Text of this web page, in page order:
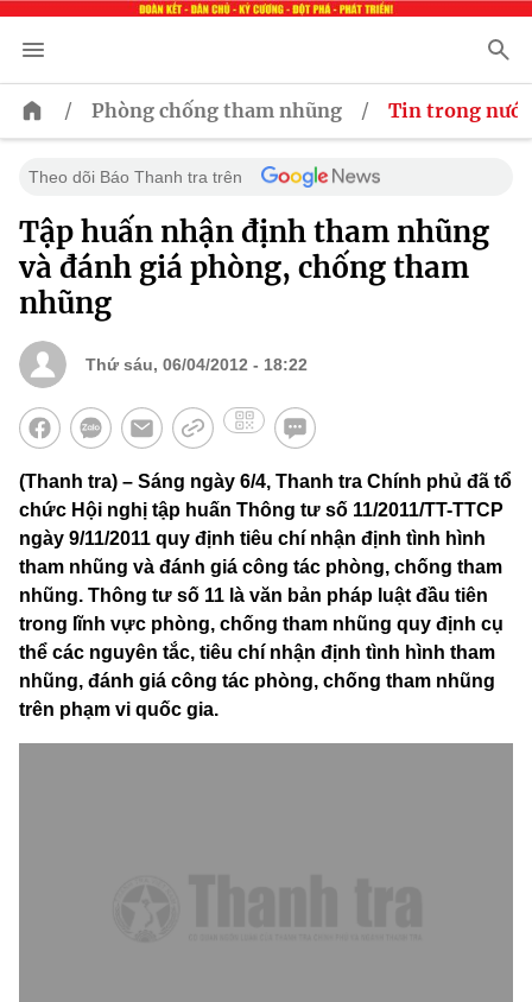
/ Phòng chống tham nhũng / Tin trong nước
Theo dõi Báo Thanh tra trên
Tập huấn nhận định tham nhũng
và đánh giá phòng, chống tham
nhũng
Thứ sáu, 06/04/2012 - 18:22
(Thanh tra) – Sáng ngày 6/4, Thanh tra Chính phủ đã tổ
chức Hội nghị tập huấn Thông tư số 11/2011/TT-TTCP
ngày 9/11/2011 quy định tiêu chí nhận định tình hình
tham nhũng và đánh giá công tác phòng, chống tham
nhũng. Thông tư số 11 là văn bản pháp luật đầu tiên
trong lĩnh vực phòng, chống tham nhũng quy định cụ
thể các nguyên tắc, tiêu chí nhận định tình hình tham
nhũng, đánh giá công tác phòng, chống tham nhũng
trên phạm vi quốc gia.